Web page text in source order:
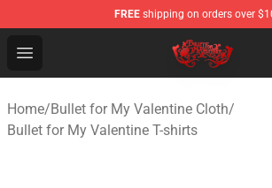
FREE shipping on orders over
Open menu
Bullet for My Valentine Store -
Home/Bullet for My Valentine Cloth/
Bullet for My Valentine T-shirts